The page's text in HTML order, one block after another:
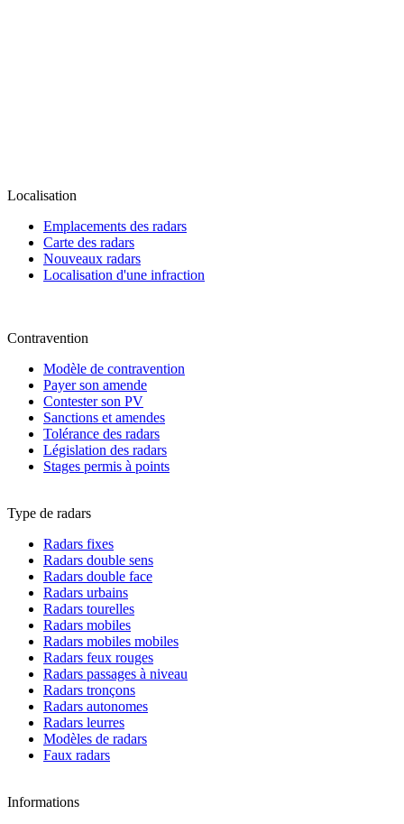
Localisation
Emplacements des radars
Carte des radars
Nouveaux radars
Localisation d'une infraction
Contravention
Modèle de contravention
Payer son amende
Contester son PV
Sanctions et amendes
Tolérance des radars
Législation des radars
Stages permis à points
Type de radars
Radars fixes
Radars double sens
Radars double face
Radars urbains
Radars tourelles
Radars mobiles
Radars mobiles mobiles
Radars feux rouges
Radars passages à niveau
Radars tronçons
Radars autonomes
Radars leurres
Modèles de radars
Faux radars
Informations